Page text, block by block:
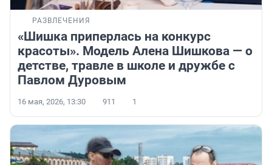
РАЗВЛЕЧЕНИЯ
«Шишка приперлась на конкурс
красоты». Модель Алена Шишкова — о
детстве, травле в школе и дружбе с
Павлом Дуровым
16 мая, 2026, 13:30 911 1